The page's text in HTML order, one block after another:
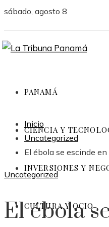
sábado, agosto 8
PANAMÁ
CIENCIA Y
INVERSIONES Y
CULTURA Y OCIO
Inicio
Uncategorized
El ébola se escinde
Uncategorized
El ébola